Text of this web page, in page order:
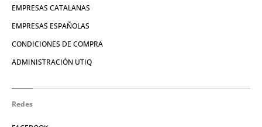
EMPRESAS CATALANAS
EMPRESAS ESPAÑOLAS
CONDICIONES DE COMPRA
ADMINISTRACIÓN UTIQ
Redes